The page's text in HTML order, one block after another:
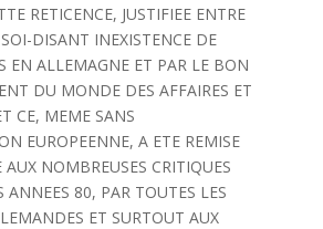
RETICENCE, JUSTIFIEE ENTRE
DISANT INEXISTENCE DE
EN ALLEMAGNE ET PAR LE BON
DU MONDE DES AFFAIRES ET
CE, MEME SANS
EUROPEENNE, A ETE REMISE
AUX NOMBREUSES CRITIQUES
ANNEES 80, PAR TOUTES LES
ET SURTOUT AUX